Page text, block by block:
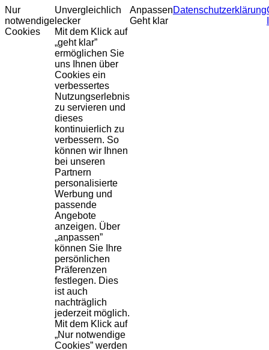
Nur
notwendige
Cookies
Unvergleichlich
lecker
Mit dem Klick auf
„geht klar”
ermöglichen Sie
uns Ihnen über
Cookies ein
verbessertes
Nutzungserlebnis
zu servieren und
dieses
kontinuierlich zu
verbessern. So
können wir Ihnen
bei unseren
Partnern
personalisierte
Werbung und
passende
Angebote
anzeigen. Über
„anpassen”
können Sie Ihre
persönlichen
Präferenzen
festlegen. Dies
ist auch
nachträglich
jederzeit möglich.
Mit dem Klick auf
„Nur notwendige
Cookies” werden
Anpassen
Geht klar
Datenschutzerklärung